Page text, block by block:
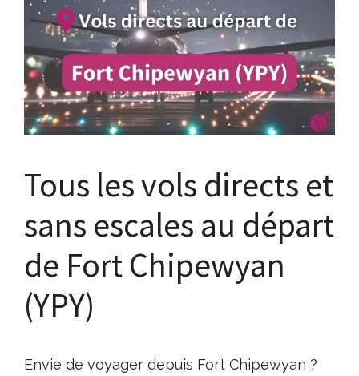
Tous les vols directs et
sans escales au départ
de Fort Chipewyan
(YPY)
Envie de voyager depuis Fort Chipewyan ?